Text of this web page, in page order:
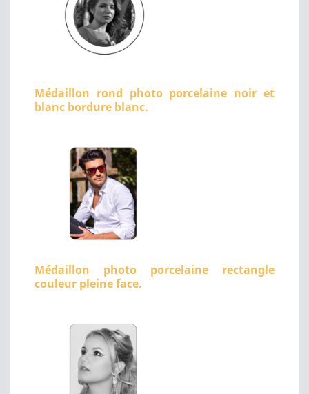
Médaillon rond photo porcelaine noir et
blanc bordure blanc.
Médaillon photo porcelaine rectangle
couleur pleine face.